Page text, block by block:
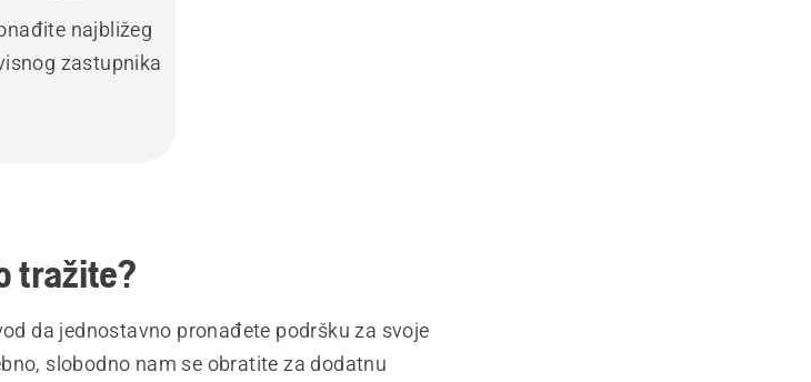
najbližeg
zastupnika
tražite?
da jednostavno pronađete podršku za svoje
slobodno nam se obratite za dodatnu